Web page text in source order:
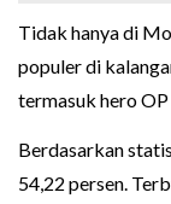
Tidak hanya di
populer di
termasuk hero OP
Berdasarkan
54,22 persen.